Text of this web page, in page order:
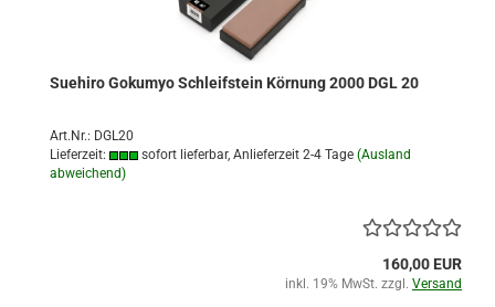
Suehiro Gokumyo Schleifstein Körnung 2000 DGL 20
Art.Nr.: DGL20
Lieferzeit:
sofort lieferbar, Anlieferzeit 2-4 Tage (Ausland
abweichend)
160,00 EUR
inkl. 19% MwSt. zzgl. Versand